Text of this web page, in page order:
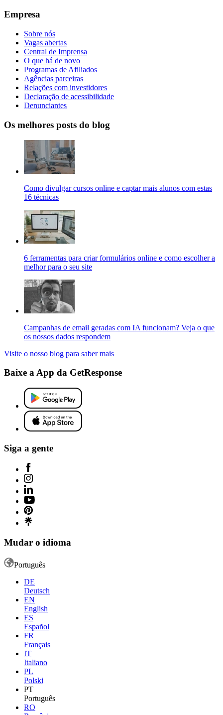
Empresa
Sobre nós
Vagas abertas
Central de Imprensa
O que há de novo
Programas de Afiliados
Agências parceiras
Relações com investidores
Declaração de acessibilidade
Denunciantes
Os melhores posts do blog
Como divulgar cursos online e captar mais alunos com estas
16 técnicas
6 ferramentas para criar formulários online e como escolher a
melhor para o seu site
Campanhas de email geradas com IA funcionam? Veja o que
os nossos dados respondem
Visite o nosso blog para saber mais
Baixe a App da GetResponse
Siga a gente
Mudar o idioma
Português
DE
Deutsch
EN
English
ES
Español
FR
Français
IT
Italiano
PL
Polski
PT
Português
RO